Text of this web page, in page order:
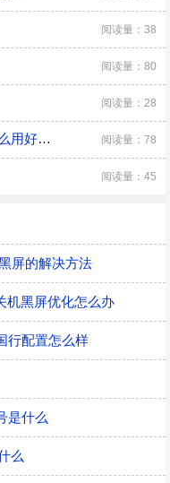
阅读量：38
阅读量：80
阅读量：28
氨基酸洗面奶怎么用氨基酸洗面奶怎么用好好处 阅读量：78
阅读量：45
屏的解决方法
机黑屏优化怎么办
行配置怎么样
是什么
么